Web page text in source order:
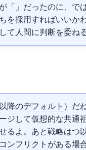
たのに、mainでは「Hello
を採用すればいいか
を挿入して人間に判断を委
2.34以降のデフォルト ）だね。
ジ して仮想的な共通
速に出せるよ。あとoctopus戦略は
コンフリクト がある場